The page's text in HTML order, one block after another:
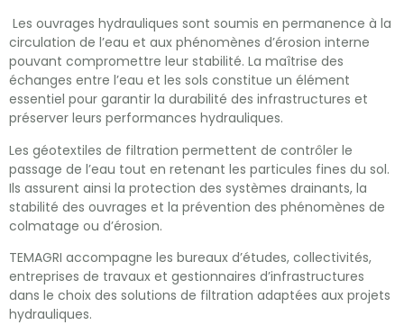
Les ouvrages hydrauliques sont soumis en permanence à la
circulation de l’eau et aux phénomènes d’érosion interne
pouvant compromettre leur stabilité. La maîtrise des
échanges entre l’eau et les sols constitue un élément
essentiel pour garantir la durabilité des infrastructures et
préserver leurs performances hydrauliques.
Les géotextiles de filtration permettent de contrôler le
passage de l’eau tout en retenant les particules fines du sol.
Ils assurent ainsi la protection des systèmes drainants, la
stabilité des ouvrages et la prévention des phénomènes de
colmatage ou d’érosion.
TEMAGRI accompagne les bureaux d’études, collectivités,
entreprises de travaux et gestionnaires d’infrastructures
dans le choix des solutions de filtration adaptées aux projets
hydrauliques.